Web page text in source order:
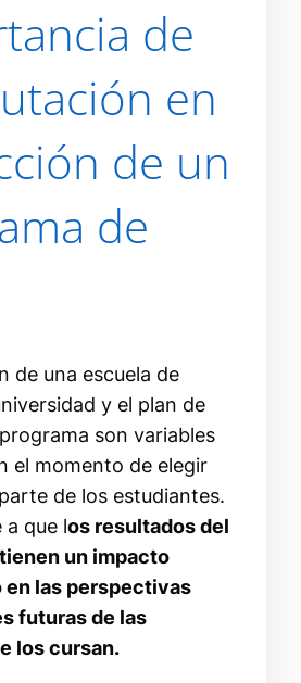
de
en
de un
de
de una escuela de
y el plan de
son variables
el momento de elegir
de los estudiantes.
a que los resultados del
un impacto
las perspectivas
futuras de las
los cursan.